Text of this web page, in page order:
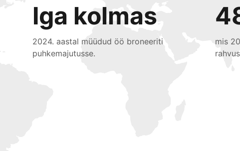
Iga kolmas
2024. aastal müüdud öö broneeriti
puhkemajutusse.
mis